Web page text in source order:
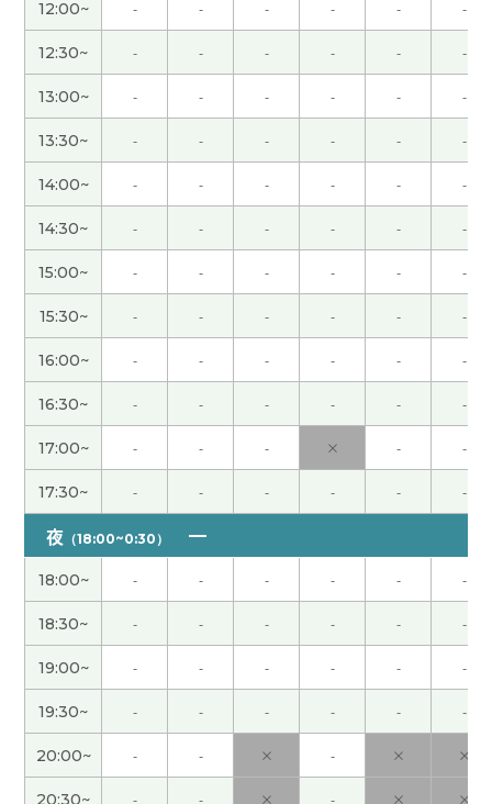
好久不见、今天聊得很开心、谢谢老师。期待下次
见!( 男性 )
今天非常感谢您。我们下次再见！( 女性 )
谢谢! 虽然育儿很辛苦，但是随着时间的推移，可能
也有好事。希望随着时间的推移一切顺利😂( 40代
女性 )
麻辣担好吃🥰想尝尝正宗的麻辣担，去旅游一定要
带我去❤️
( 40代 女性 )
ありがとうございました！( 40代 女性 )
ありがとうございました！( 40代 女性 )
最近は、体調のコントロール難しいですね😭💦無
理しないように生活します！ 先生もお忙しいの
で、体大事にしてくださいね🙏
不調な状態でご心配おかけしました😂💦月一は辛
いですね😭 少ししたら元気になると思うのでしっ
かり寝て休みます🙏
お気遣いありがとうございます😊ゆっくり休みま
すー🥰
12:00~ - - - - - -
12:30~ - - - - - -
13:00~ - - - - - -
13:30~ - - - - - -
14:00~ - - - - - -
14:30~ - - - - - -
15:00~ - - - - - -
15:30~ - - - - - -
16:00~ - - - - - -
16:30~ - - - - - -
17:00~ - - - × - -
17:30~ - - - - - -
夜 （18:00~0:30）
18:00~ - - - - - -
18:30~ - - - - - -
19:00~ - - - - - -
19:30~ - - - - - -
20:00~ - - × - × ×
20:30~ - - × - × ×